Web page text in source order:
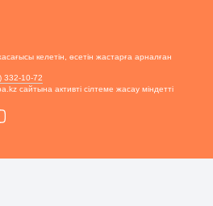
келетін, өсетін жастарға арналған
332-10-72
сайтына активті сілтеме жасау міндетті